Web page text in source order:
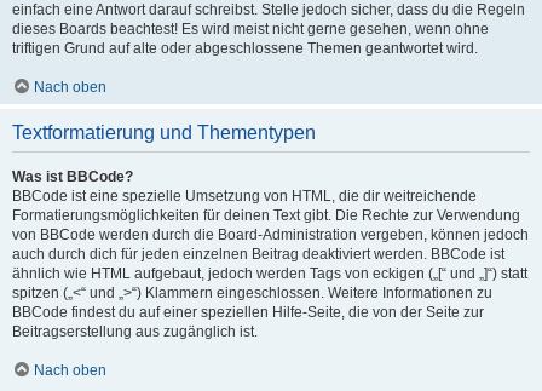
einfach eine Antwort darauf schreibst. Stelle jedoch sicher, dass du die Regeln
dieses Boards beachtest! Es wird meist nicht gerne gesehen, wenn ohne
triftigen Grund auf alte oder abgeschlossene Themen geantwortet wird.
Nach oben
Textformatierung und Thementypen
Was ist BBCode?
BBCode ist eine spezielle Umsetzung von HTML, die dir weitreichende
Formatierungsmöglichkeiten für deinen Text gibt. Die Rechte zur Verwendung
von BBCode werden durch die Board-Administration vergeben, können jedoch
auch durch dich für jeden einzelnen Beitrag deaktiviert werden. BBCode ist
ähnlich wie HTML aufgebaut, jedoch werden Tags von eckigen („[“ und „]“) statt
spitzen („<“ und „>“) Klammern eingeschlossen. Weitere Informationen zu
BBCode findest du auf einer speziellen Hilfe-Seite, die von der Seite zur
Beitragserstellung aus zugänglich ist.
Nach oben